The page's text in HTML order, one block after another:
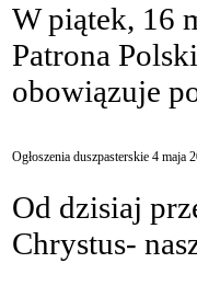
W piątek, 16
Patrona
obowiązuje
Ogłoszenia duszpasterskie 4 maja
Od dzisiaj
Chrystus-